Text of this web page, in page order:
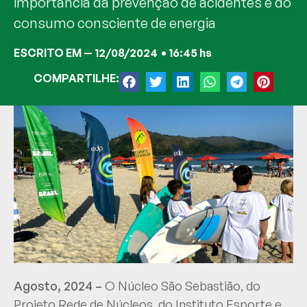
consumo consciente de energia
ESCRITO EM — 12/08/2024 • 16:45 hs
COMPARTILHE:
Agosto, 2024 – O Núcleo São Sebastião, do
Projeto Rede de Núcleos, do Instituto Esporte e